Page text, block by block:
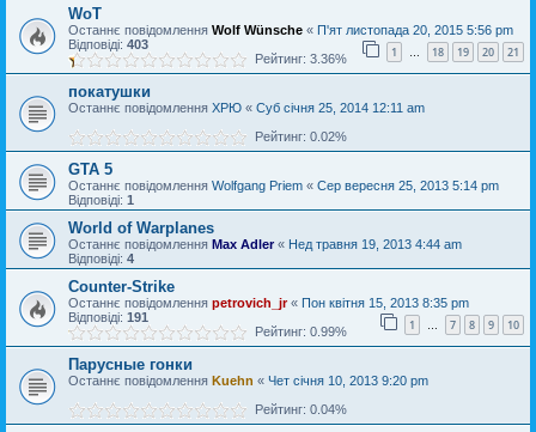
WoT
Останнє повідомлення Wolf Wünsche « П'ят листопада 20, 2015 5:56 pm
Відповіді: 403 1 … 18 19 20 21
Рейтинг: 3.36%
покатушки
Останнє повідомлення ХРЮ « Суб січня 25, 2014 12:11 am
Рейтинг: 0.02%
GTA 5
Останнє повідомлення Wolfgang Priem « Сер вересня 25, 2013 5:14 pm
Відповіді: 1
World of Warplanes
Останнє повідомлення Max Adler« Нед травня 19, 2013 4:44 am
Відповіді: 4
Counter-Strike
Останнє повідомлення petrovich_jr« Пон квітня 15, 2013 8:35 pm
Відповіді: 191 1 … 7 8 9 10
Рейтинг: 0.99%
Парусные гонки
Останнє повідомлення Kuehn « Чет січня 10, 2013 9:20 pm
Рейтинг: 0.04%